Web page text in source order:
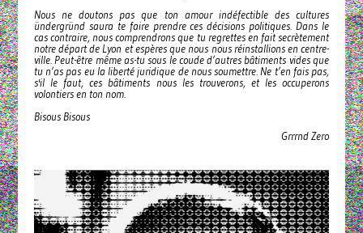
Nous ne doutons pas que ton amour indéfectible des cultures
ündergründ saura te faire prendre ces décisions politiques. Dans le
cas contraire, nous comprendrons que tu regrettes en fait secrètement
notre départ de Lyon et espères que nous nous réinstallions en centre-
ville. Peut-être même as-tu sous le coude d’autres bâtiments vides que
tu n’as pas eu la liberté juridique de nous soumettre. Ne t’en fais pas,
s'il le faut, ces bâtiments nous les trouverons, et les occuperons
volontiers en ton nom.
Bisous Bisous
Grrrnd Zero